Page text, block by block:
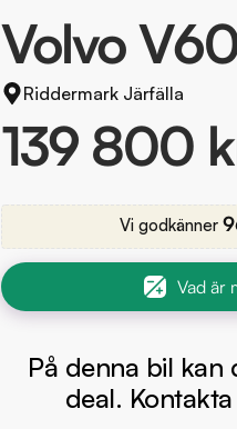
Volvo
Riddermark Järfälla
139 800
Vi godkänner
Vad är
På denna bil kan
deal.